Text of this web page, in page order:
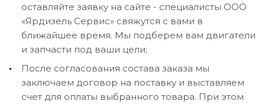
оставляйте заявку на сайте - специалисты ООО
«Ярдизель Сервис» свяжутся с вами в
ближайшее время. Мы подберем вам двигатели
и запчасти под ваши цели;
После согласования состава заказа мы
заключаем договор на поставку и выставляем
счет для оплаты выбранного товара. При этом